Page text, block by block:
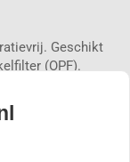
Geschikt
(OPF).
coupé